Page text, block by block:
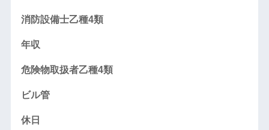
消防設備士乙種4類
年収
危険物取扱者乙種4類
ビル管
休日